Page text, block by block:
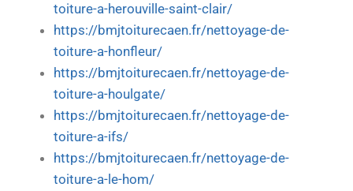
toiture-a-herouville-saint-clair/
https://bmjtoiturecaen.fr/nettoyage-de-
toiture-a-honfleur/
https://bmjtoiturecaen.fr/nettoyage-de-
toiture-a-houlgate/
https://bmjtoiturecaen.fr/nettoyage-de-
toiture-a-ifs/
https://bmjtoiturecaen.fr/nettoyage-de-
toiture-a-le-hom/